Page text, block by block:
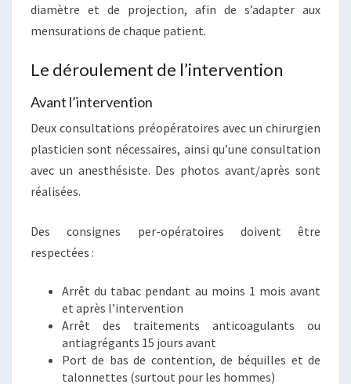
diamètre et de projection, afin de s’adapter aux
mensurations de chaque patient.
Le déroulement de l’intervention
Avant l’intervention
Deux consultations préopératoires avec un chirurgien
plasticien sont nécessaires, ainsi qu’une consultation
avec un anesthésiste. Des photos avant/après sont
réalisées.
Des consignes per-opératoires doivent être
respectées :
Arrêt du tabac pendant au moins 1 mois avant
et après l’intervention
Arrêt des traitements anticoagulants ou
antiagrégants 15 jours avant
Port de bas de contention, de béquilles et de
talonnettes (surtout pour les hommes)